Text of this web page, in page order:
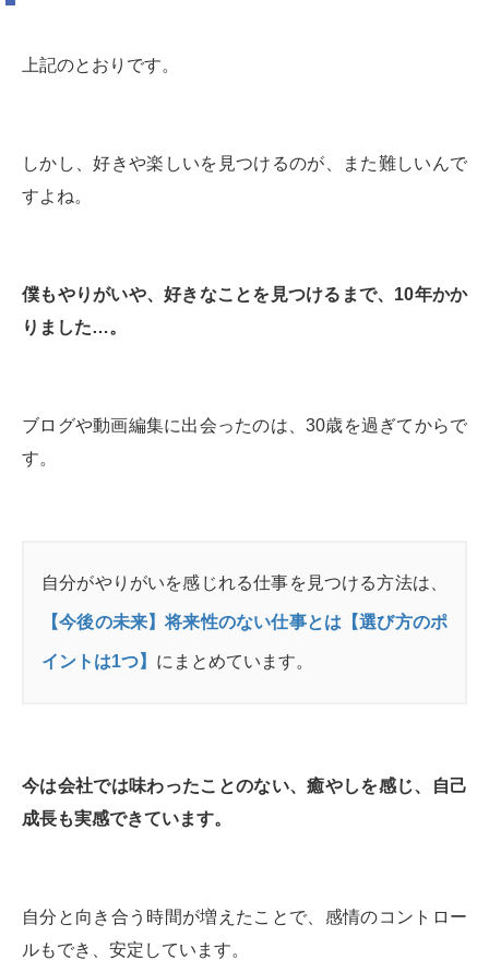
上記のとおりです。
しかし、好きや楽しいを見つけるのが、また難しいんで
すよね。
僕もやりがいや、好きなことを見つけるまで、10年かか
りました…。
ブログや動画編集に出会ったのは、30歳を過ぎてからで
す。
自分がやりがいを感じれる仕事を見つける方法は、
【今後の未来】将来性のない仕事とは【選び方のポ
イントは1つ】 にまとめています。
今は会社では味わったことのない、癒やしを感じ、自己
成長も実感できています。
自分と向き合う時間が増えたことで、感情のコントロー
ルもでき、安定しています。